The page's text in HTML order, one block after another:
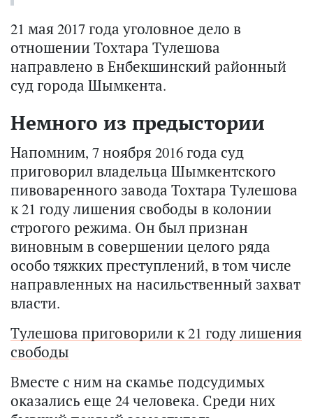
21 мая 2017 года уголовное дело в
отношении Тохтара Тулешова
направлено в Енбекшинский районный
суд города Шымкента.
Немного из предыстории
Напомним, 7 ноября 2016 года суд
приговорил владельца Шымкентского
пивоваренного завода Тохтара Тулешова
к 21 году лишения свободы в колонии
строгого режима. Он был признан
виновным в совершении целого ряда
особо тяжких преступлений, в том числе
направленных на насильственный захват
власти.
Тулешова приговорили к 21 году лишения
свободы
Вместе с ним на скамье подсудимых
оказались еще 24 человека. Среди них